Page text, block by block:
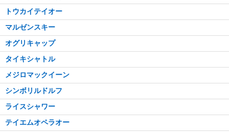
トウカイテイオー
マルゼンスキー
オグリキャップ
タイキシャトル
メジロマックイーン
シンボリルドルフ
ライスシャワー
テイエムオペラオー